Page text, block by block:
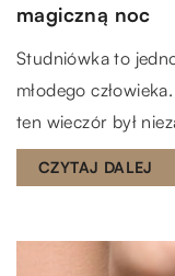
magiczną noc
Studniówka to
młodego
ten wieczór był
CZYTAJ DALEJ